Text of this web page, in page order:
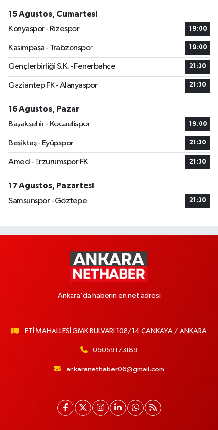
15 Ağustos, Cumartesi
Konyaspor - Rizespor
19:00
Kasımpaşa - Trabzonspor 19:00
Gençlerbirliği S.K. - Fenerbahçe 21:30
Gaziantep FK - Alanyaspor 21:30
16 Ağustos, Pazar
Başakşehir - Kocaelispor
19:00
Beşiktaş - Eyüpspor 21:30
Amed - Erzurumspor FK 21:30
17 Ağustos, Pazartesi
Samsunspor - Göztepe
21:30
Ankara'da haberin en net adresi
ETİ MAHALLESİ GMK BULVARI 108/14 ÇANKAYA / ANKARA
05059173189
ankaranethaber06@gmail.com